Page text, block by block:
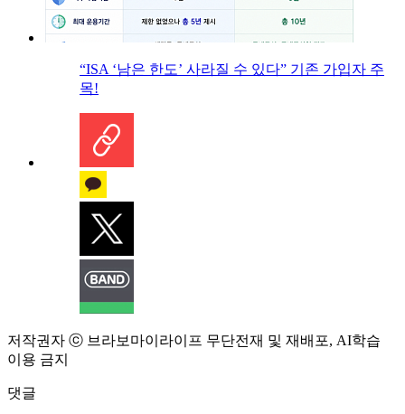
“ISA ‘남은 한도’ 사라질 수 있다” 기존 가입자 주
목!
저작권자 ⓒ 브라보마이라이프 무단전재 및 재배포, AI학습
이용 금지
댓글